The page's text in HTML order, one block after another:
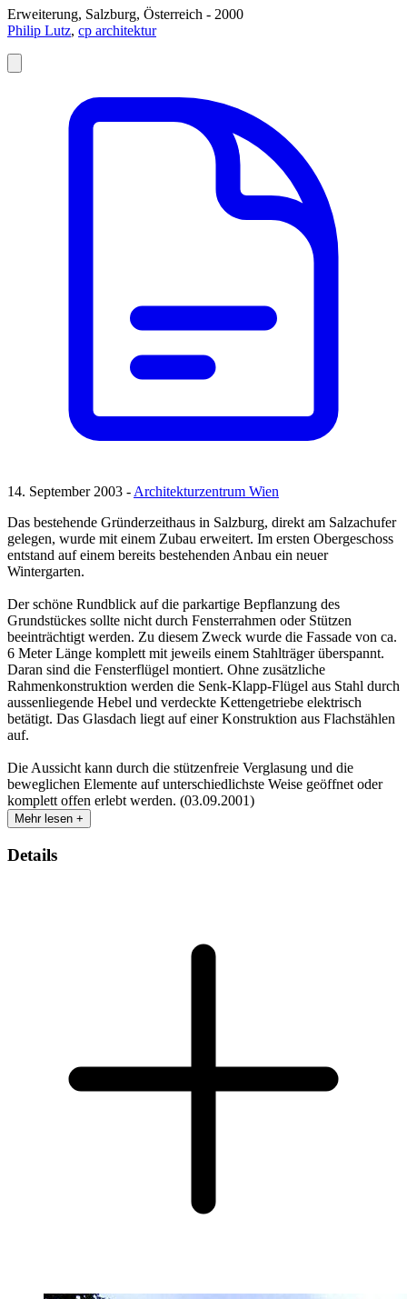
Erweiterung, Salzburg, Österreich - 2000
Philip Lutz, cp architektur
14. September 2003 -Architekturzentrum Wien
Das bestehende Gründerzeithaus in Salzburg, direkt am Salzachufer
gelegen, wurde mit einem Zubau erweitert. Im ersten Obergeschoss
entstand auf einem bereits bestehenden Anbau ein neuer
Wintergarten.
Der schöne Rundblick auf die parkartige Bepflanzung des
Grundstückes sollte nicht durch Fensterrahmen oder Stützen
beeinträchtigt werden. Zu diesem Zweck wurde die Fassade von ca.
6 Meter Länge komplett mit jeweils einem Stahlträger überspannt.
Daran sind die Fensterflügel montiert. Ohne zusätzliche
Rahmenkonstruktion werden die Senk-Klapp-Flügel aus Stahl durch
aussenliegende Hebel und verdeckte Kettengetriebe elektrisch
betätigt. Das Glasdach liegt auf einer Konstruktion aus Flachstählen
auf.
Die Aussicht kann durch die stützenfreie Verglasung und die
beweglichen Elemente auf unterschiedlichste Weise geöffnet oder
komplett offen erlebt werden. (03.09.2001)
Mehr lesen +
Details